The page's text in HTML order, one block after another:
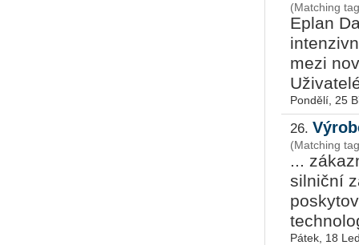
(Matching
Eplan
mezi
Pondělí, 25
26.
(Matching
...
silniční
Pátek, 18